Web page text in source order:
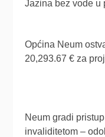
Jazina bez vode u
Općina Neum
20,293.67 € za
Neum gradi
invaliditetom –